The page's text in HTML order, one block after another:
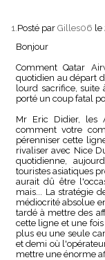
1. Posté par Gilles06
Bonjour
Comment Qatar
quotidien au départ
lourd sacrifice,
porté un coup fatal
Mr Eric Didier, les
comment votre
pérenniser cette
rivaliser avec Nice
quotidienne,
touristes asiatiques
aurait dû être
mais... La stratégie
médiocrité absolue
tardé à mettre des
cette ligne et une
plus eu une seule
et demi où
mettre une énorme